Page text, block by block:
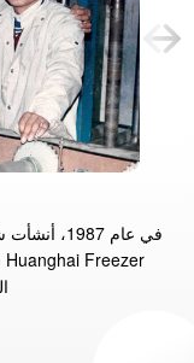
في عام